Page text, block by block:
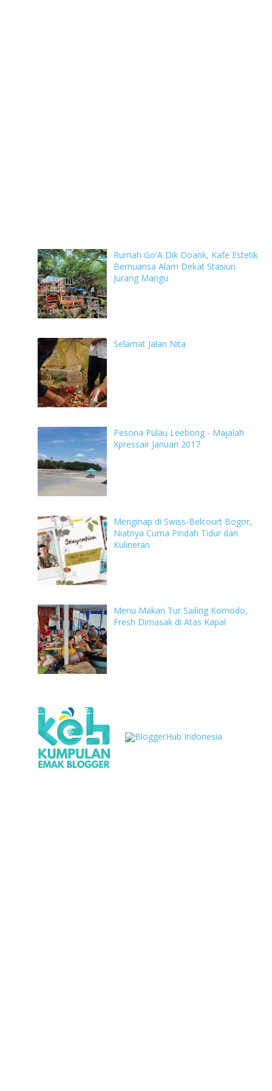
Rumah Go'A Dik Doank, Kafe Estetik
Bernuansa Alam Dekat Stasiun
Jurang Mangu
Selamat Jalan Nita
Pesona Pulau Leebong - Majalah
Xpressair Januari 2017
Menginap di Swiss-Belcourt Bogor,
Niatnya Cuma Pindah Tidur dan
Kulineran
Menu Makan Tur Sailing Komodo,
Fresh Dimasak di Atas Kapal